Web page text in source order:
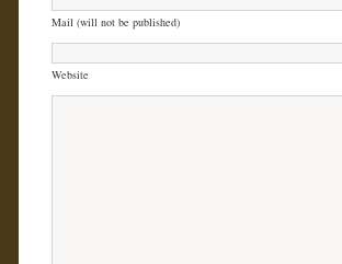
Mail (will not be published)
Website